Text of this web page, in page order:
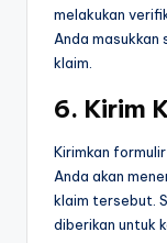
melakukan
Anda
klaim.
6. Kirim
Kirimkan
Anda akan
klaim tersebut.
diberikan untuk